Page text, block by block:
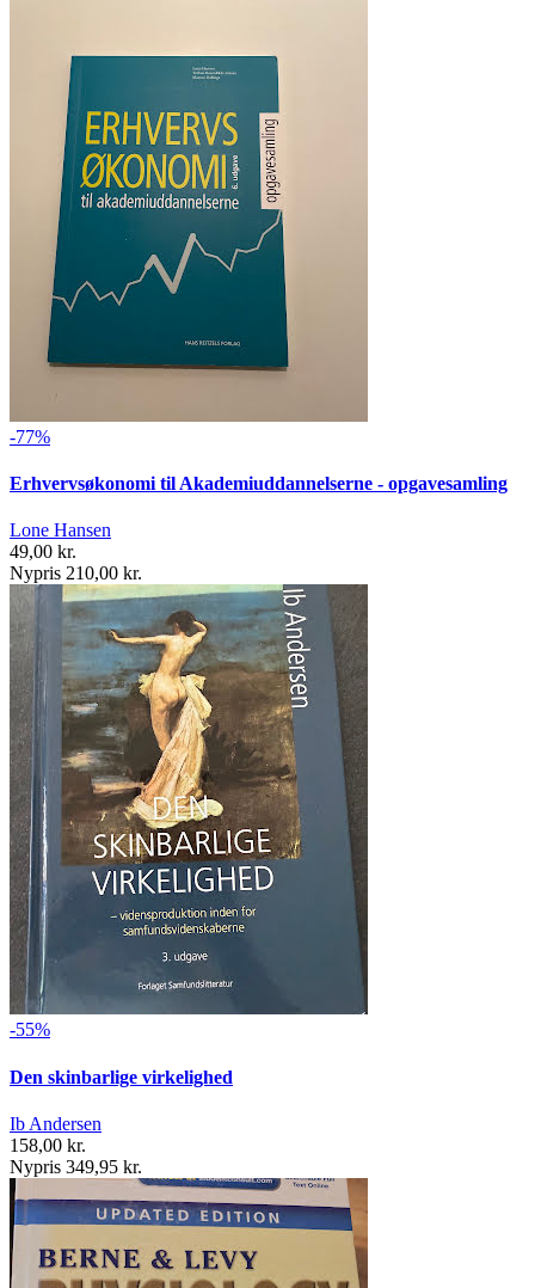
-77%
Erhvervsøkonomi til Akademiuddannelserne - opgavesamling
Lone Hansen
49,00 kr.
Nypris 210,00 kr.
-55%
Den skinbarlige virkelighed
Ib Andersen
158,00 kr.
Nypris 349,95 kr.